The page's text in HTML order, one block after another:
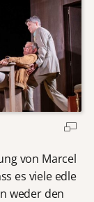
von Marcel
es viele edle
weder den